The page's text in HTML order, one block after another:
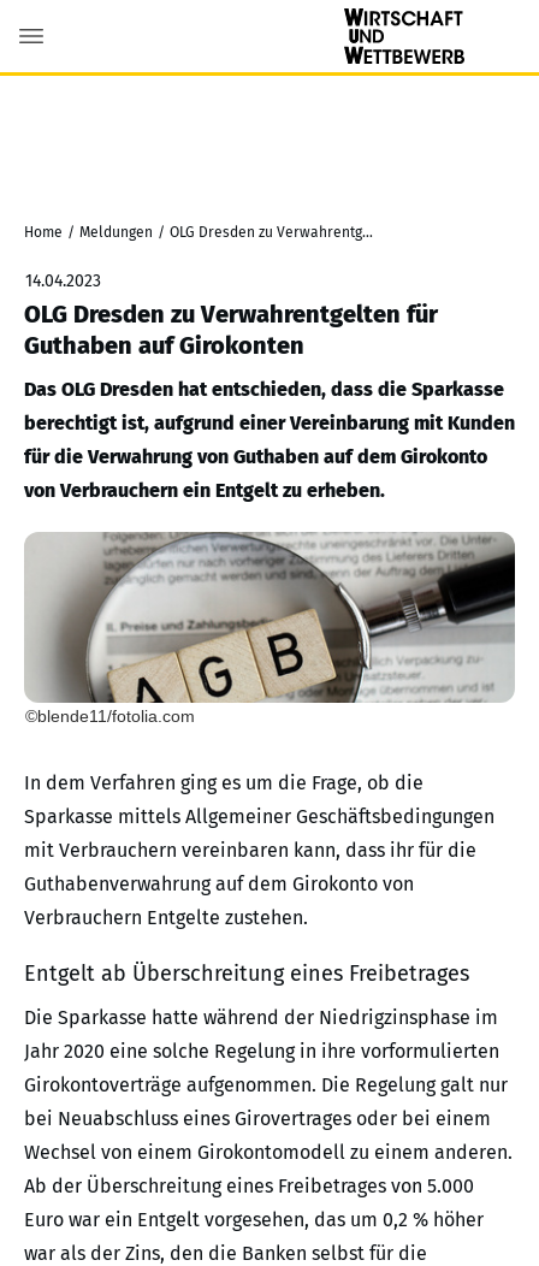
Home / Meldungen / OLG Dresden zu Verwahrentgelten für Guthaben auf Girokonten
14.04.2023
OLG Dresden zu Verwahrentgelten für
Guthaben auf Girokonten
Das OLG Dresden hat entschieden, dass die Sparkasse
berechtigt ist, aufgrund einer Vereinbarung mit Kunden
für die Verwahrung von Guthaben auf dem Girokonto
von Verbrauchern ein Entgelt zu erheben.
©blende11/fotolia.com
In dem Verfahren ging es um die Frage, ob die
Sparkasse mittels Allgemeiner Geschäftsbedingungen
mit Verbrauchern vereinbaren kann, dass ihr für die
Guthabenverwahrung auf dem Girokonto von
Verbrauchern Entgelte zustehen.
Entgelt ab Überschreitung eines Freibetrages
Die Sparkasse hatte während der Niedrigzinsphase im
Jahr 2020 eine solche Regelung in ihre vorformulierten
Girokontoverträge aufgenommen. Die Regelung galt nur
bei Neuabschluss eines Girovertrages oder bei einem
Wechsel von einem Girokontomodell zu einem anderen.
Ab der Überschreitung eines Freibetrages von 5.000
Euro war ein Entgelt vorgesehen, das um 0,2 % höher
war als der Zins, den die Banken selbst für die